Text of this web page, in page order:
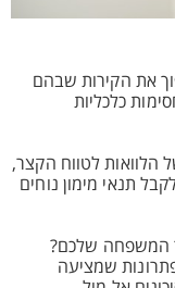
את הקירות שבהם
כלכליות
הלוואות לטווח הקצר,
תנאי מימון נוחים
המשפחה שלכם?
שמציעה